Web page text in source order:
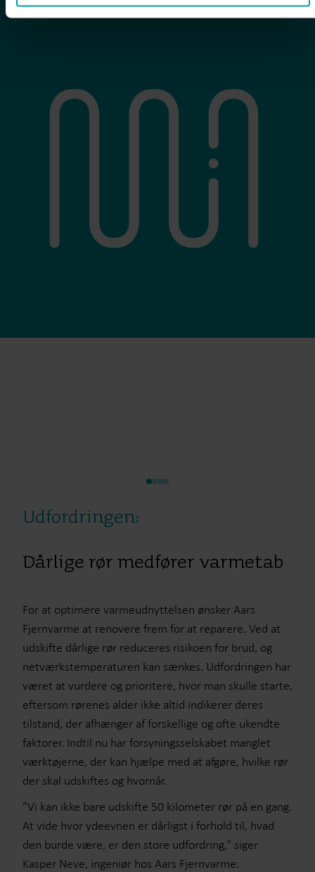
You can at any time change or withdraw your consent from
Udfordringen:
Dårlige rør medfører varmetab
For at optimere varmeudnyttelsen ønsker Aars
Fjernvarme at renovere frem for at reparere. Ved at
udskifte dårlige rør reduceres risikoen for brud, og
netværkstemperaturen kan sænkes. Udfordringen har
været at vurdere og prioritere, hvor man skulle starte,
eftersom rørenes alder ikke altid indikerer deres
tilstand, der afhænger af forskellige og ofte ukendte
faktorer. Indtil nu har forsyningsselskabet manglet
værktøjerne, der kan hjælpe med at afgøre, hvilke rør
der skal udskiftes og hvornår.
”Vi kan ikke bare udskifte 50 kilometer rør på en gang.
At vide hvor ydeevnen er dårligst i forhold til, hvad
den burde være, er den store udfordring,” siger
Kasper Neve, ingeniør hos Aars Fjernvarme.